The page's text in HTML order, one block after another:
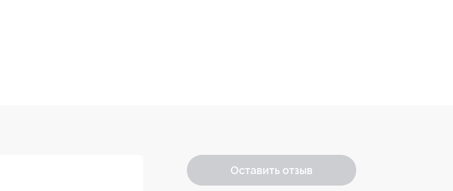
Оставить отзыв